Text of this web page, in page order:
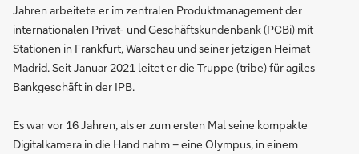
Jahren arbeitete er im zentralen Produktmanagement der
internationalen Privat- und Geschäftskundenbank (PCBi) mit
Stationen in Frankfurt, Warschau und seiner jetzigen Heimat
Madrid. Seit Januar 2021 leitet er die Truppe (tribe) für agiles
Bankgeschäft in der IPB.
Es war vor 16 Jahren, als er zum ersten Mal seine kompakte
Digitalkamera in die Hand nahm – eine Olympus, in einem